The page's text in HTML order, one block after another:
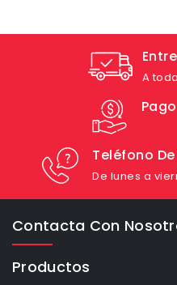
A
Teléfono
De lunes a
Contacta Con
Productos